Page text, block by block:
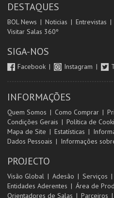
DESTAQUES
BOL News Noticias Entrevistas
Visitar Salas 360º
SIGA-NOS
Facebook Instagram
INFORMAÇÕES
Quem Somos Como Comprar
Condições Gerais
Política de
Mapa de Site
Estatísticas
Dados Pessoais
Informações
PROJECTO
Visão Global Adesão Serviços
Entidades Aderentes
Área de
Orientadores de Salas
Parceiros